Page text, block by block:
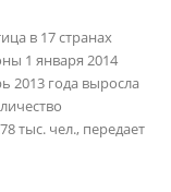
в 17 странах
1 января 2014
2013 года выросла
тыс. чел., передает